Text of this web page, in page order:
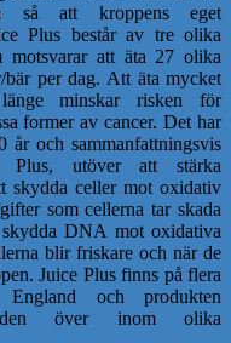
så att kroppens eget
Plus består av tre olika
motsvarar att äta 27 olika
per dag. Att äta mycket
minskar risken för
former av cancer. Det har
år och sammanfattningsvis
utöver att stärka
skydda celler mot oxidativ
som cellerna tar skada
DNA mot oxidativa
blir friskare och när de
Juice Plus finns på flera
och produkten
över inom olika